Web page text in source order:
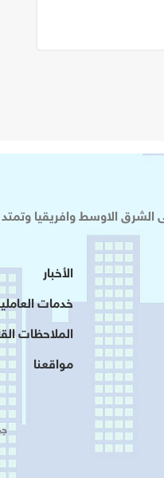
الشرق الاوسط وافريقيا
الأخبار
خدمات
الملاحظات
مواقعنا